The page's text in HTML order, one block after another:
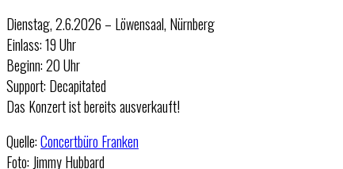
Dienstag, 2.6.2026 – Löwensaal, Nürnberg
Einlass: 19 Uhr
Beginn: 20 Uhr
Support: Decapitated
Das Konzert ist bereits ausverkauft!
Quelle:Concertbüro Franken
Foto: Jimmy Hubbard